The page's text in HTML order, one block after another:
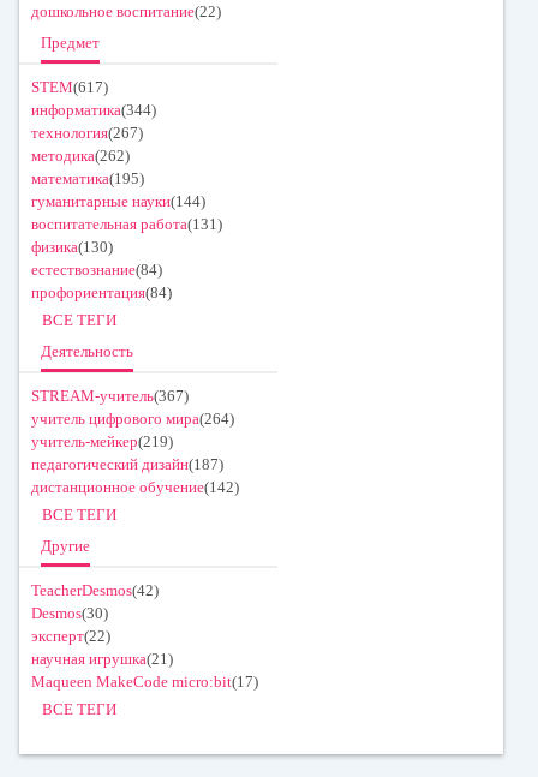
дошкольное воспитание(22)
Предмет
STEM(617)
информатика(344)
технология(267)
методика(262)
математика(195)
гуманитарные науки(144)
воспитательная работа(131)
физика(130)
естествознание(84)
профориентация(84)
ВСЕ ТЕГИ
Деятельность
STREAM-учитель(367)
учитель цифрового мира(264)
учитель-мейкер(219)
педагогический дизайн(187)
дистанционное обучение(142)
ВСЕ ТЕГИ
Другие
TeacherDesmos(42)
Desmos(30)
эксперт(22)
научная игрушка(21)
Maqueen MakeCode micro:bit(17)
ВСЕ ТЕГИ